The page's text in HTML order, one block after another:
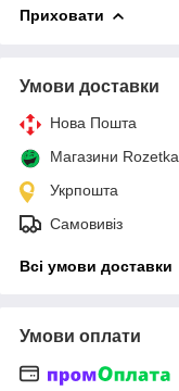
Приховати
Умови доставки
Нова Пошта
Магазини Rozetka
Укрпошта
Самовивіз
Всі умови доставки
Умови оплати